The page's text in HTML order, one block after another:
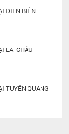
ĐIỆN BIÊN
LAI CHÂU
TUYÊN QUANG